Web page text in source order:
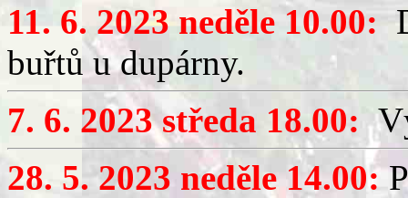
11. 6. 2023 neděle 10.00:
buřtů u dupárny.
7. 6. 2023 středa 18.00:
28. 5. 2023 neděle 14.00: